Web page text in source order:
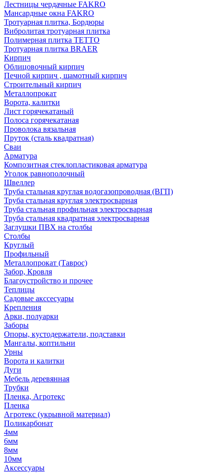
Лестницы чердачные FAKRO
Мансардные окна FAKRO
Тротуарная плитка, Бордюры
Вибролитая тротуарная плитка
Полимерная плитка TETTO
Тротуарная плитка BRAER
Кирпич
Облицовочный кирпич
Печной кирпич , шамотный кирпич
Строительный кирпич
Металлопрокат
Ворота, калитки
Лист горячекатаный
Полоса горячекатаная
Проволока вязальная
Пруток (сталь квадратная)
Сваи
Арматура
Композитная стеклопластиковая арматура
Уголок равнополочный
Швеллер
Труба стальная круглая водогазопроводная (ВГП)
Труба стальная круглая электросварная
Труба стальная профильная электросварная
Труба стальная квадратная электросварная
Заглушки ПВХ на столбы
Столбы
Круглый
Профильный
Металлопрокат (Таврос)
Забор, Кровля
Благоустройство и прочее
Теплицы
Садовые акссесуары
Крепления
Арки, полуарки
Заборы
Опоры, кустодержатели, подставки
Мангалы, коптильни
Урны
Ворота и калитки
Дуги
Мебель деревянная
Трубки
Пленка, Агротекс
Пленка
Агротекс (укрывной материал)
Поликарбонат
4мм
6мм
8мм
10мм
Аксессуары